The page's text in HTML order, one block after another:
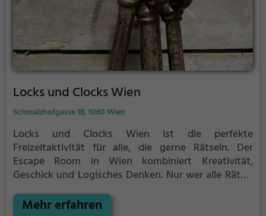
Locks und Clocks Wien
Schmalzhofgasse 1B, 1060 Wien
Locks und Clocks Wien ist die perfekte
Freizeitaktivität für alle, die gerne Rätseln. Der
Escape Room in Wien kombiniert Kreativität,
Geschick und Logisches Denken. Nur wer alle Rätsel
als Team könnt ihr gewinnen. Im Escape Room ist für
Mehr erfahren